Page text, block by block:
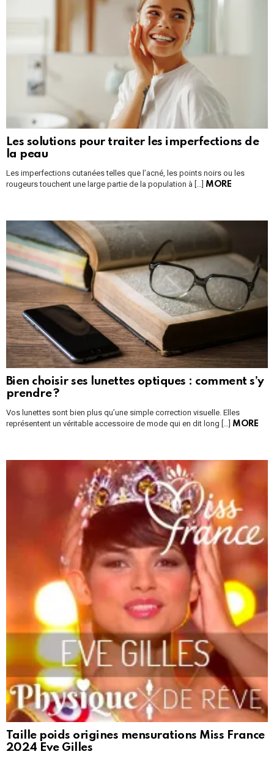
Les solutions pour traiter les imperfections de
la peau
Les imperfections cutanées telles que l’acné, les points noirs ou les
rougeurs touchent une large partie de la population à […] MORE
Bien choisir ses lunettes optiques : comment s’y
prendre ?
Vos lunettes sont bien plus qu’une simple correction visuelle. Elles
représentent un véritable accessoire de mode qui en dit long […] MORE
Taille poids origines mensurations Miss France
2024 Eve Gilles